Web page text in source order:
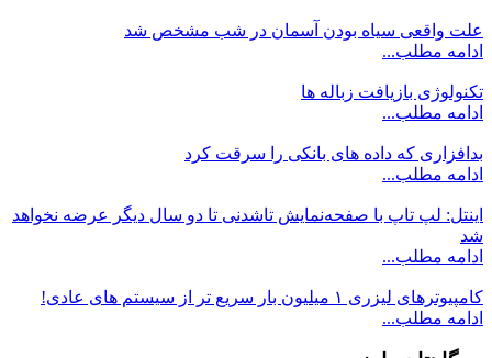
علت واقعی سیاه بودن آسمان در شب مشخص شد
ادامه مطلب...
تکنولوژی بازیافت زباله ها
ادامه مطلب...
بدافزاری که داده های بانکی را سرقت کرد
ادامه مطلب...
اینتل: لپ‌ تاپ با صفحه‌نمایش تاشدنی تا دو سال دیگر عرضه نخواهد
شد
ادامه مطلب...
کامپیوترهای لیزری ۱ میلیون بار سریع تر از سیستم های عادی!
ادامه مطلب...